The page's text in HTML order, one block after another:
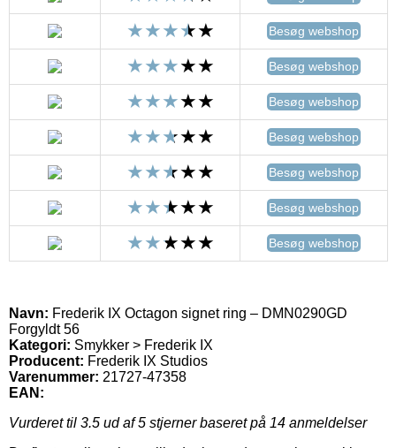
Besøg webshop
Besøg webshop
Besøg webshop
Besøg webshop
Besøg webshop
Besøg webshop
Besøg webshop
Navn: Frederik IX Octagon signet ring – DMN0290GD
Forgyldt 56
Kategori: Smykker > Frederik IX
Producent: Frederik IX Studios
Varenummer: 21727-47358
EAN:
Vurderet til 3.5 ud af 5 stjerner baseret på 14 anmeldelser